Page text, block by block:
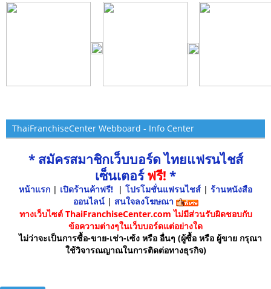
ThaiFranchiseCenter Webboard - Info Center
* สมัครสมาชิกเว็บบอร์ด ไทยแฟรนไชส์
เซ็นเตอร์ฟรี! *
หน้าแรก | เปิดร้านค้าฟรี! | โปรโมชั่นแฟรนไชส์ | ร้านหนังสือ
ออนไลน์ | สนใจลงโฆษณา
ทางเว็บไซต์ ThaiFranchiseCenter.com ไม่มีส่วนรับผิดชอบกับ
ข้อความต่างๆในเว็บบอร์ดแต่อย่างใด
ไม่ว่าจะเป็นการซื้อ-ขาย-เช่า-เซ้ง หรือ อื่นๆ (ผู้ซื้อ หรือ ผู้ขาย กรุณา
ใช้วิจารณญาณในการติดต่อทางธุรกิจ)